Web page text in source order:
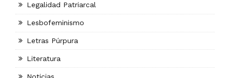
Legalidad Patriarcal
Lesbofeminismo
Letras Púrpura
Literatura
Noticias